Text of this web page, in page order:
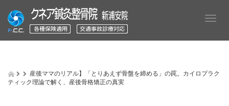
T
g
e
産後ママのリアル】「とりあえず骨盤を締める」の罠。カイロプラク
ティック理論で解く、産後骨格矯正の真実